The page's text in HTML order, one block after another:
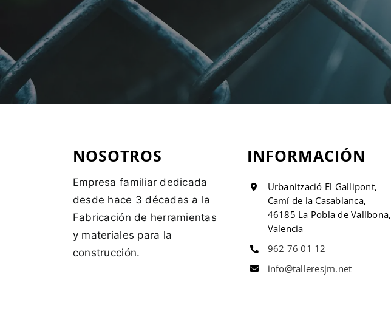
NOSOTROS
Empresa familiar dedicada
desde hace 3 décadas a la
Fabricación de herramientas
y materiales para la
construcción.
INFORMACIÓN
Urbanització El Gallipont,
Camí de la Casablanca,
46185 La Pobla de Vallbona,
Valencia
962 76 01 12
info@talleresjm.net